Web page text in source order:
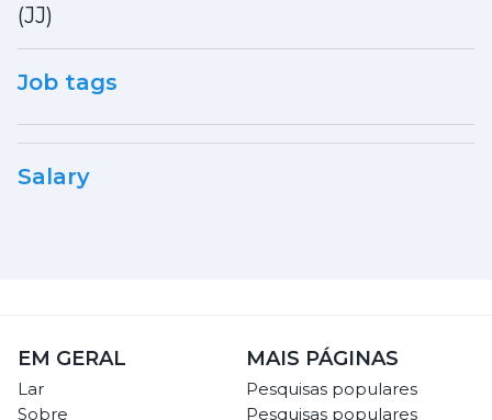
(JJ)
Job tags
Salary
EM GERAL
Lar
Sobre
MAIS PÁGINAS
Pesquisas populares
Pesquisas populares